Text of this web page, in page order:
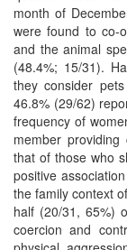
month of
were found to co-
and the animal
(48.4%; 15/31).
they consider
46.8% (29/62)
frequency of
member
that of those who
positive
the family context
half (20/31, 65%)
coercion and